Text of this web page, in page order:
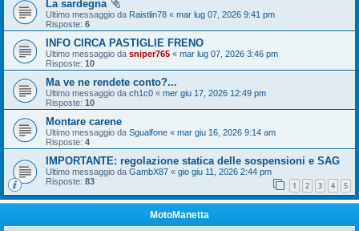
La sardegna
Ultimo messaggio da Raistlin78 « mar lug 07, 2026 9:41 pm
Risposte: 6
INFO CIRCA PASTIGLIE FRENO
Ultimo messaggio da sniper765 « mar lug 07, 2026 3:46 pm
Risposte: 10
Ma ve ne rendete conto?...
Ultimo messaggio da ch1c0 « mer giu 17, 2026 12:49 pm
Risposte: 10
Montare carene
Ultimo messaggio da Sgualfone « mar giu 16, 2026 9:14 am
Risposte: 4
IMPORTANTE: regolazione statica delle sospensioni e SAG
Ultimo messaggio da GambX87 « gio giu 11, 2026 2:44 pm
Risposte: 83 1 2 3 4 5
MotoManetta